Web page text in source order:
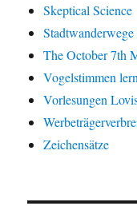
Skeptical Science
Stadtwanderwege
The October 7th
Vogelstimmen
Vorlesungen
Zeichensätze